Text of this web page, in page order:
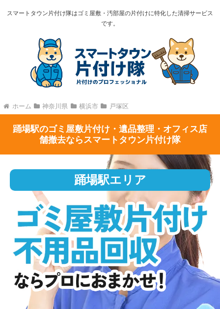
スマートタウン片付け隊はゴミ屋敷・汚部屋の片付けに特化した清掃サービス
です。
ホーム 神奈川県 横浜市 戸塚区
踊場駅のゴミ屋敷片付け・遺品整理・オフィス店
舗撤去ならスマートタウン片付け隊
踊場駅エリア